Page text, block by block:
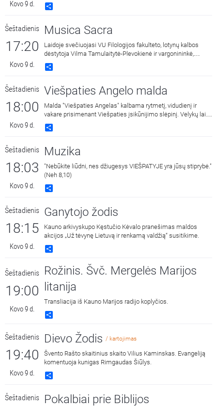
Kovo 9 d.
Šeštadienis
17:20
Kovo 9 d.
Musica Sacra
Laidoje svečiuojasi VU Filologijos fakulteto, lotynų kalbos
dėstytoja Vilma Tamulaitytė-Plevokienė ir vargonininkė,
Nacionalinės vargonininkų asociacijos narė, Bažnytinės
muzikos kursų vadovė Dovilė Savickaitė. Laidą veda choro
Šeštadienis
18:00
Kovo 9 d.
Viešpaties Angelo malda
Malda "Viešpaties Angelas" kalbama rytmetį, vidudienį ir
vakare prisimenant Viešpaties įsikūnijimo slėpinį. Velykų laiku
triskart per dieną vietoj šios maldos Bažnyčia meldžiasi
malda "Dangaus Karaliene", drauge su Įsikūnijusio Žodžio
numirusių.
Šeštadienis
18:03
Kovo 9 d.
Muzika
"Nebūkite liūdni, nes džiugesys VIEŠPATYJE yra jūsų stiprybė."
(Neh 8,10)
Šeštadienis
18:15
Kovo 9 d.
Ganytojo žodis
Kauno arkivyskupo Kęstučio Kėvalo pranešimas maldos
akcijos „Už tėvynę Lietuvą ir renkamą valdžią“ susitikime.
Šeštadienis
19:00
Kovo 9 d.
Rožinis. Švč. Mergelės Marijos
litanija
Transliacija iš Kauno Marijos radijo koplyčios.
Šeštadienis
19:40
Kovo 9 d.
Dievo Žodis / kartojimas
Švento Rašto skaitinius skaito Vilius Kaminskas. Evangeliją
komentuoja kunigas Rimgaudas Šiūlys.
Šeštadienis Pokalbiai prie Biblijos